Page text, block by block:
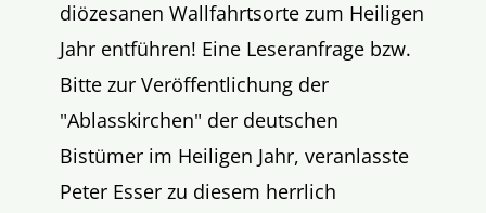
diözesanen Wallfahrtsorte zum Heiligen
Jahr entführen! Eine Leseranfrage bzw.
Bitte zur Veröffentlichung der
"Ablasskirchen" der deutschen
Bistümer im Heiligen Jahr, veranlasste
Peter Esser zu diesem herrlich